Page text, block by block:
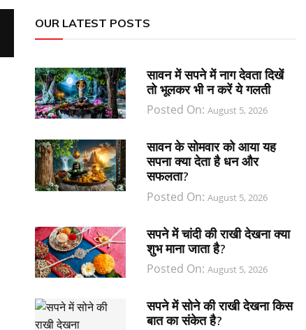
OUR LATEST POSTS
सावन में सपने में नाग देवता दिखें
तो भूलकर भी न करें ये गलती
Posted On:August 5, 2026
सावन के सोमवार को आया यह
सपना क्या देता है धन और
सफलता?
Posted On:August 5, 2026
सपने में चांदी की राखी देखना क्या
शुभ माना जाता है?
Posted On:August 5, 2026
सपने में सोने की राखी देखना किस
बात का संकेत है?